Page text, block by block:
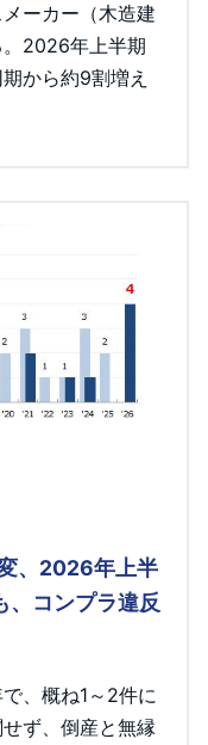
ーカー（木造建
2026年上半期
から約9割増え
、2026年上半
コンプラ違反
、概ね1～2件に
ず、倒産と無縁